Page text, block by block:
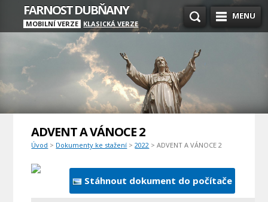
MENU
FARNOST DUBŇANY
MOBILNÍ VERZE KLASICKÁ VERZE
ADVENT A VÁNOCE 2
Úvod > Dokumenty ke stažení >2022 > ADVENT A VÁNOCE 2
Stáhnout dokument do počítače